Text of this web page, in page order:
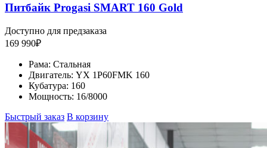
Питбайк Progasi SMART 160 Gold
Доступно для предзаказа
169 990₽
Рама: Стальная
Двигатель: YX 1P60FMK 160
Кубатура: 160
Мощность: 16/8000
Быстрый заказ В корзину